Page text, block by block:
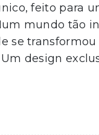
feito para
mundo tão
se
design